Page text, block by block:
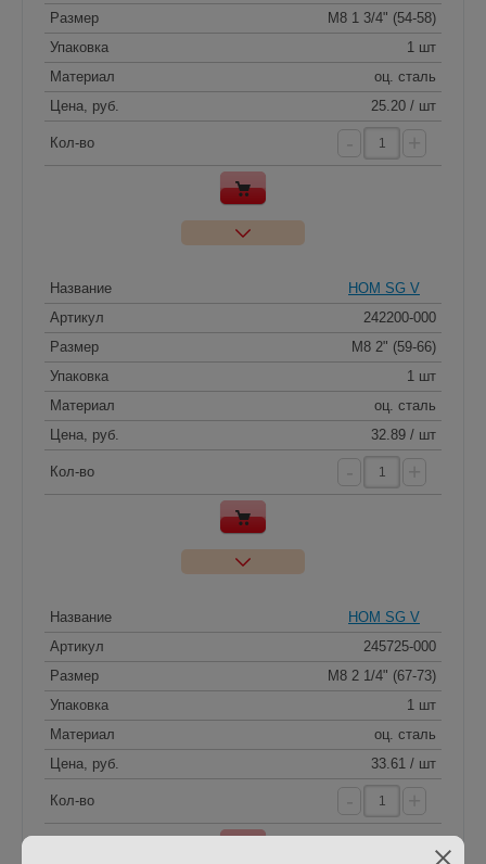
Размер
M8 1 3/4" (54-58)
Упаковка
1 шт
Материал
оц. сталь
Цена, руб.
25.20 / шт
Кол-во
Название
HOM SG V
Артикул
242200-000
Размер
M8 2" (59-66)
Упаковка
1 шт
Материал
оц. сталь
Цена, руб.
32.89 / шт
Кол-во
Название
HOM SG V
Артикул
245725-000
Размер
M8 2 1/4" (67-73)
Упаковка
1 шт
Материал
оц. сталь
Цена, руб.
33.61 / шт
Кол-во